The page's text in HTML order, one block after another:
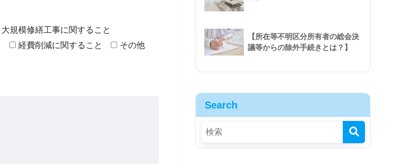
大規模修繕工事に関すること
経費削減に関すること
その他
【所在等不明区分所有者の総会決
議等からの除外手続きとは？】
Search